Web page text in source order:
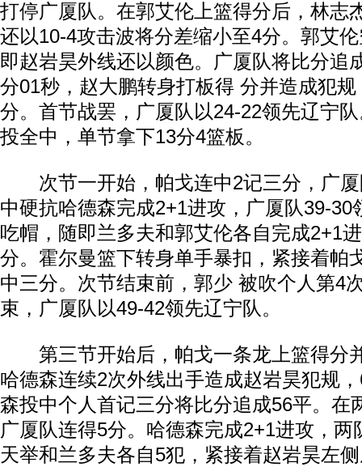
打停广厦队。在郭艾伦上篮得分后，林志
还以10-4攻击波将分差缩小至4分。郭艾
即赵岩昊外线还以颜色。广厦队将比分追
分01秒，赵大鹏转身打板得 分并造成犯
分。首节战罢，广厦队以24-22领先辽宁
投全中，单节拿下13分4篮板。
次节一开始，帕戈连中2记三分，广厦
中硬抗哈德森完成2+1进攻，广厦队39-30
吃帽，随即兰多夫和郭艾伦各自完成2+1
分。霍尔曼篮下转身单手暴扣，紧接着帕
中三分。次节结束前，郭少 被吹个人第4
束，广厦队以49-42领先辽宁队。
第三节开始后，帕戈一条龙上篮得分
哈德森连续2次外线出手造成赵岩昊犯规
森投中个人首记三分将比分追成56平。在
广厦队连得5分。哈德森完成2+1进攻，两
天举和兰多夫各自5犯，紧接着赵岩昊左